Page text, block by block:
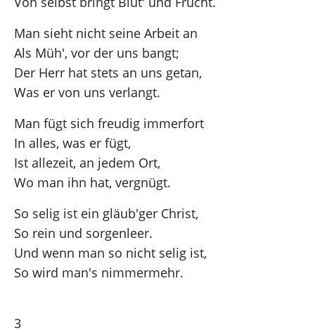
Man sieht nicht seine Arbeit an
Als Müh', vor der uns bangt;
Der Herr hat stets an uns getan,
Was er von uns verlangt.
Man fügt sich freudig immerfort
In alles, was er fügt,
Ist allezeit, an jedem Ort,
Wo man ihn hat, vergnügt.
So selig ist ein gläub'ger Christ,
So rein und sorgenleer.
Und wenn man so nicht selig ist,
So wird man's nimmermehr.
3